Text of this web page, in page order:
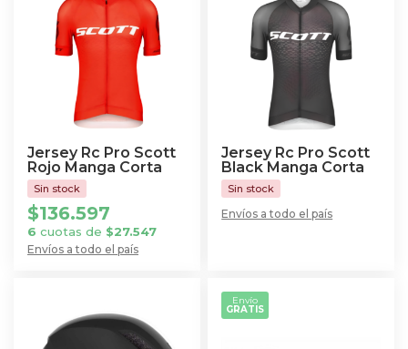
Jersey Rc Pro Scott
Rojo Manga Corta
Envíos a todo el país
$136.597
6 cuotas de $27.547
múltiples
Jersey Rc Pro Scott
Black Manga Corta
Envíos a todo el país
Envío
GRATIS